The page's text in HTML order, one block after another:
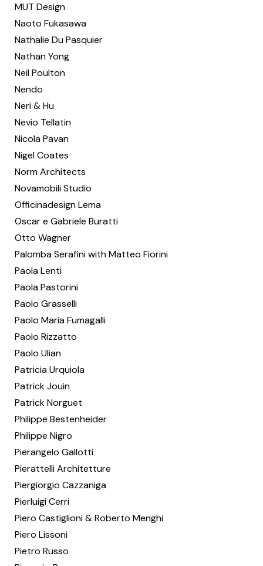
MUT Design
Naoto Fukasawa
Nathalie Du Pasquier
Nathan Yong
Neil Poulton
Nendo
Neri & Hu
Nevio Tellatin
Nicola Pavan
Nigel Coates
Norm Architects
Novamobili Studio
Officinadesign Lema
Oscar e Gabriele Buratti
Otto Wagner
Palomba Serafini with Matteo Fiorini
Paola Lenti
Paola Pastorini
Paolo Grasselli
Paolo Maria Fumagalli
Paolo Rizzatto
Paolo Ulian
Patricia Urquiola
Patrick Jouin
Patrick Norguet
Philippe Bestenheider
Philippe Nigro
Pierangelo Gallotti
Pierattelli Architetture
Piergiorgio Cazzaniga
Pierluigi Cerri
Piero Castiglioni & Roberto Menghi
Piero Lissoni
Pietro Russo